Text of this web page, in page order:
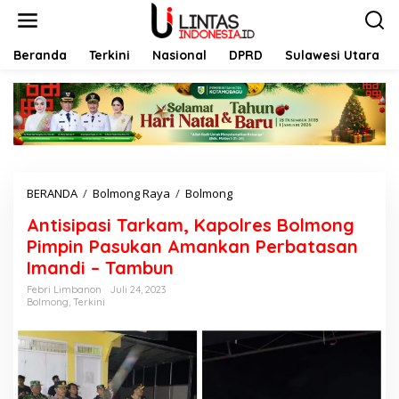
Beranda Terkini Nasional DPRD Sulawesi Utara
BERANDA / Bolmong Raya / Bolmong
t
i
s
T
Antisipasi Tarkam, Kapolres Bolmong
Pimpin Pasukan Amankan Perbatasan
Imandi – Tambun
Febri Limbanon
Juli 24, 2023
Bolmong Terkini